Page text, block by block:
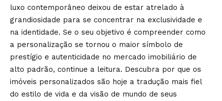
luxo contemporâneo deixou de estar atrelado à
grandiosidade para se concentrar na exclusividade e
na identidade. Se o seu objetivo é compreender como
a personalização se tornou o maior símbolo de
prestígio e autenticidade no mercado imobiliário de
alto padrão, continue a leitura. Descubra por que os
imóveis personalizados são hoje a tradução mais fiel
do estilo de vida e da visão de mundo de seus